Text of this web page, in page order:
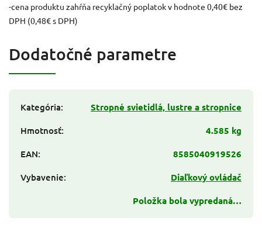
-cena produktu zahŕňa recyklačný poplatok v hodnote 0,40€ bez
DPH (0,48€ s DPH)
Dodatočné parametre
Kategória:
Stropné svietidlá, lustre a stropnice
Hmotnosť:
4.585 kg
EAN:
8585040919526
Vybavenie:
Diaľkový ovládač
Položka bola vypredaná…